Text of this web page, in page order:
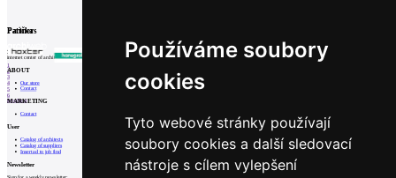
Používáme soubory
cookies
Tyto webové stránky používají
soubory cookies a další sledovací
nástroje s cílem vylepšení
Partners
1
2
3
4
5
6
PrevNext
Patička
internet center of architecture
ABOUT
Our store
Contact
MARKETING
Contact
User
Catalog of architects
Catalog of suppliers
Insert ad to job find
Newsletter
Sign for a weekly newsletter: